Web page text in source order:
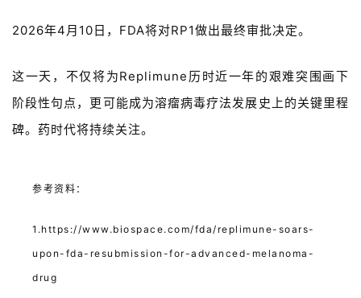
2026年4月10日，FDA将对RP1做出最终审批决定。
这一天，不仅将为Replimune历时近一年的艰难突围画下
阶段性句点，更可能成为溶瘤病毒疗法发展史上的关键里程
碑。药时代将持续关注。
参考资料：
1.https://www.biospace.com/fda/replimune-soars-
upon-fda-resubmission-for-advanced-melanoma-
drug